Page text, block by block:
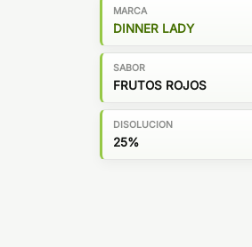
MARCA
DINNER LADY
SABOR
FRUTOS ROJOS
DISOLUCION
25%